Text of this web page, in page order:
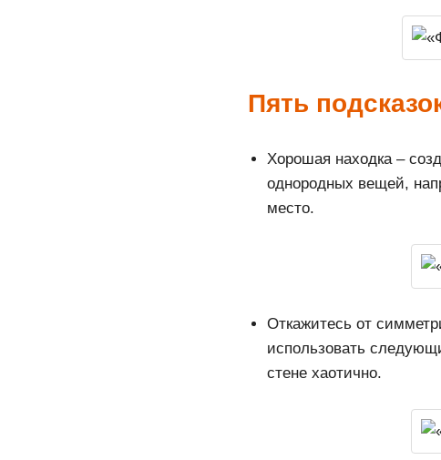
Пять
Хорошая находка –
однородных вещей,
место.
Откажитесь от
использовать
стене хаотично.